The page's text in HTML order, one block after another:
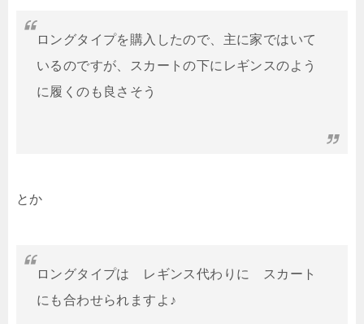
ロングタイプを購入したので、主に家ではいて
いるのですが、スカートの下にレギンスのよう
に履くのも良さそう
とか
ロングタイプは レギンス代わりに スカート
にも合わせられますよ♪